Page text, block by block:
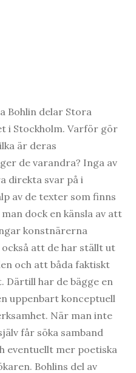
Bohlin delar Stora
i Stockholm. Varför gör
är deras
de varandra? Inga av
direkta svar på i
av de texter som finns
dock en känsla av att
konstnärerna
att de har ställt ut
och att båda faktiskt
har de bägge en
uppenbart konceptuell
När man inte
får söka samband
eventuellt mer poetiska
Bohlins del av